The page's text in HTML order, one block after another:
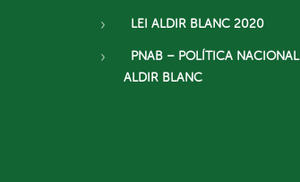
LEI ALDIR BLANC 2020
PNAB – POLÍTICA NACIONAL
ALDIR BLANC